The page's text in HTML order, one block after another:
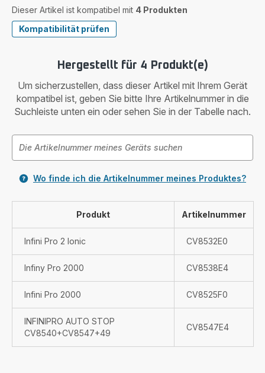
Dieser Artikel ist kompatibel mit 4 Produkten
Kompatibilität prüfen
Hergestellt für 4 Produkt(e)
Um sicherzustellen, dass dieser Artikel mit Ihrem Gerät
kompatibel ist, geben Sie bitte Ihre Artikelnummer in die
Suchleiste unten ein oder sehen Sie in der Tabelle nach.
Wo finde ich die Artikelnummer meines Produktes?
Produkt Artikelnummer
Infini Pro 2 Ionic CV8532E0
Infiny Pro 2000 CV8538E4
Infini Pro 2000 CV8525F0
INFINIPRO AUTO STOP
CV8540+CV8547+49
CV8547E4